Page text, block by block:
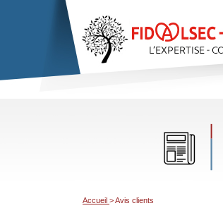
Accueil > Avis clients